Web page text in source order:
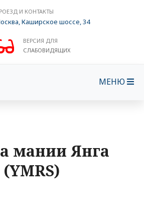
И КОНТАКТЫ
Каширское шоссе, 34
ВЕРСИЯ ДЛЯ
СЛАБОВИДЯЩИХ
МЕНЮ
мании Янга
(YMRS)